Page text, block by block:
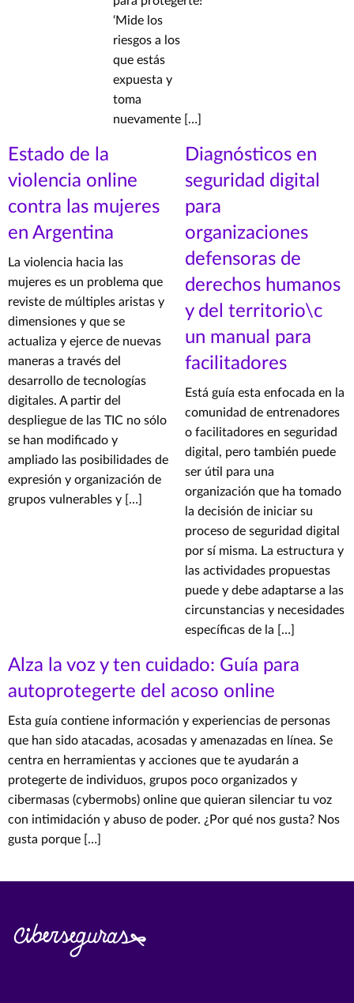
‘Mide los
riesgos a los
que estás
expuesta y
toma
nuevamente […]
Estado de la
violencia online
contra las mujeres
en Argentina
La violencia hacia las
mujeres es un problema que
reviste de múltiples aristas y
dimensiones y que se
actualiza y ejerce de nuevas
maneras a través del
desarrollo de tecnologías
digitales. A partir del
despliegue de las TIC no sólo
se han modificado y
ampliado las posibilidades de
expresión y organización de
grupos vulnerables y […]
Diagnósticos en
seguridad digital
para
organizaciones
defensoras de
derechos humanos
y del territorio\c
un manual para
facilitadores
Está guía esta enfocada en la
comunidad de entrenadores
o facilitadores en seguridad
digital, pero también puede
ser útil para una
organización que ha tomado
la decisión de iniciar su
proceso de seguridad digital
por sí misma. La estructura y
las actividades propuestas
puede y debe adaptarse a las
circunstancias y necesidades
específicas de la […]
Alza la voz y ten cuidado: Guía para
autoprotegerte del acoso online
Esta guía contiene información y experiencias de personas
que han sido atacadas, acosadas y amenazadas en línea. Se
centra en herramientas y acciones que te ayudarán a
protegerte de individuos, grupos poco organizados y
cibermasas (cybermobs) online que quieran silenciar tu voz
con intimidación y abuso de poder. ¿Por qué nos gusta? Nos
gusta porque […]